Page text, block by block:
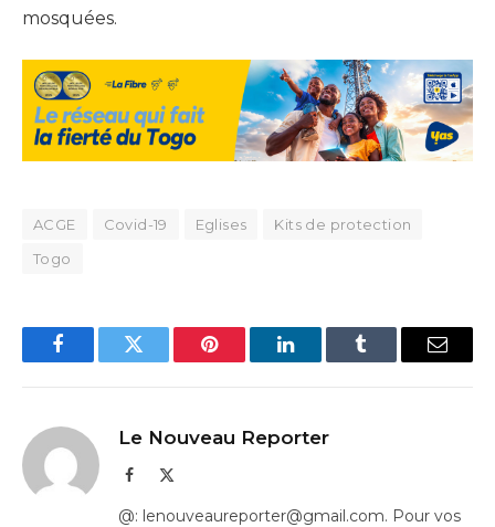
mosquées.
ACGE Covid-19 Eglises
Kits de protection
Togo
FacebookTwitter Pinterest LinkedInTumblr Email
Le Nouveau Reporter
Facebook
@: lenouveaureporter@gmail.com. Pour vos